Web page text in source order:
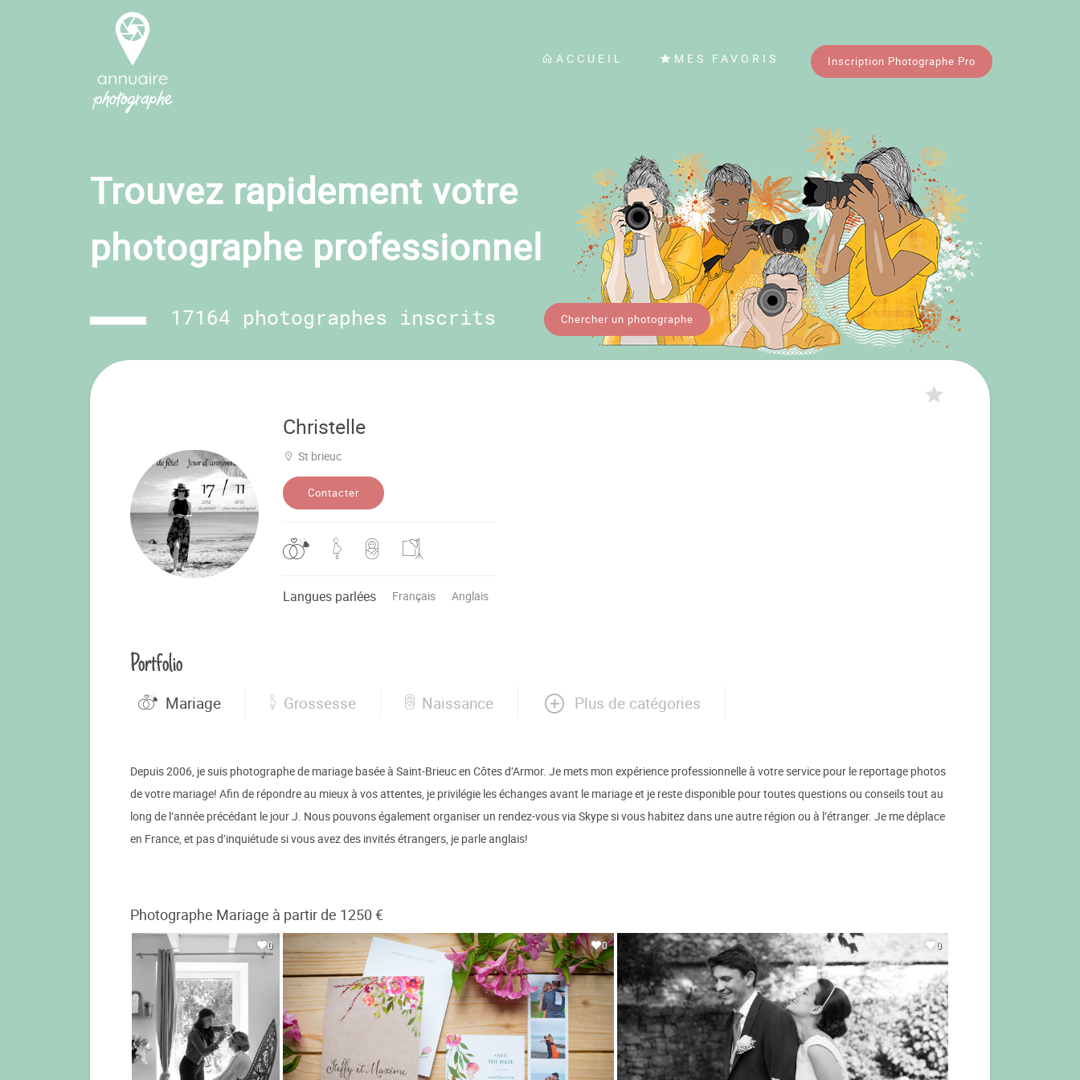
ACCUEIL MES FAVORIS Inscription Photographe Pro
Trouvez rapidement votre
photographe professionnel
17164 photographes inscrits Chercher un photographe
Christelle
St brieuc
Contacter
Langues parlées Français Anglais
Portfolio
Mariage Grossesse Naissance Plus de catégories
Depuis 2006, je suis photographe de mariage basée à Saint-Brieuc en Côtes d’Armor. Je mets mon expérience professionnelle à votre service pour le reportage photos
de votre mariage! Afin de répondre au mieux à vos attentes, je privilégie les échanges avant le mariage et je reste disponible pour toutes questions ou conseils tout au
long de l’année précédant le jour J. Nous pouvons également organiser un rendez-vous via Skype si vous habitez dans une autre région ou à l’étranger. Je me déplace
en France, et pas d’inquiétude si vous avez des invités étrangers, je parle anglais!
Photographe Mariage à partir de 1250 €
0 0 0